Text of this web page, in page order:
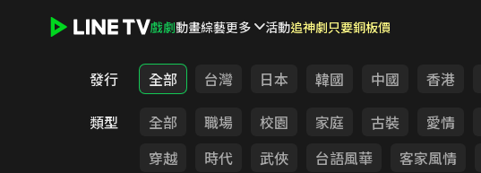
戲劇動畫綜藝更多 活動追神劇只要銅板價
發行 全部 台灣 日本 韓國 中國 香港
類型
全部 職場 校園 家庭 古裝 愛情
穿越
時代 武俠 台語風華 客家風情